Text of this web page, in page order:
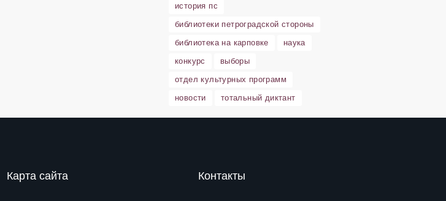
история пс
библиотеки петроградской стороны
библиотека на карповке
наука
конкурс
выборы
отдел культурных программ
новости
тотальный диктант
Карта сайта Контакты